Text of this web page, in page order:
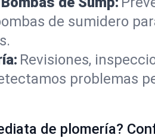
de sumidero
Revisiones,
problemas
de plomería?